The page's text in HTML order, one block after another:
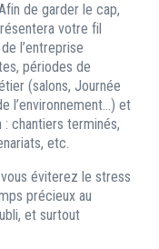
de garder le cap,
votre fil
l’entreprise
périodes de
(salons, Journée
l’environnement…) et
chantiers terminés,
etc.
vous éviterez le stress
précieux au
et surtout